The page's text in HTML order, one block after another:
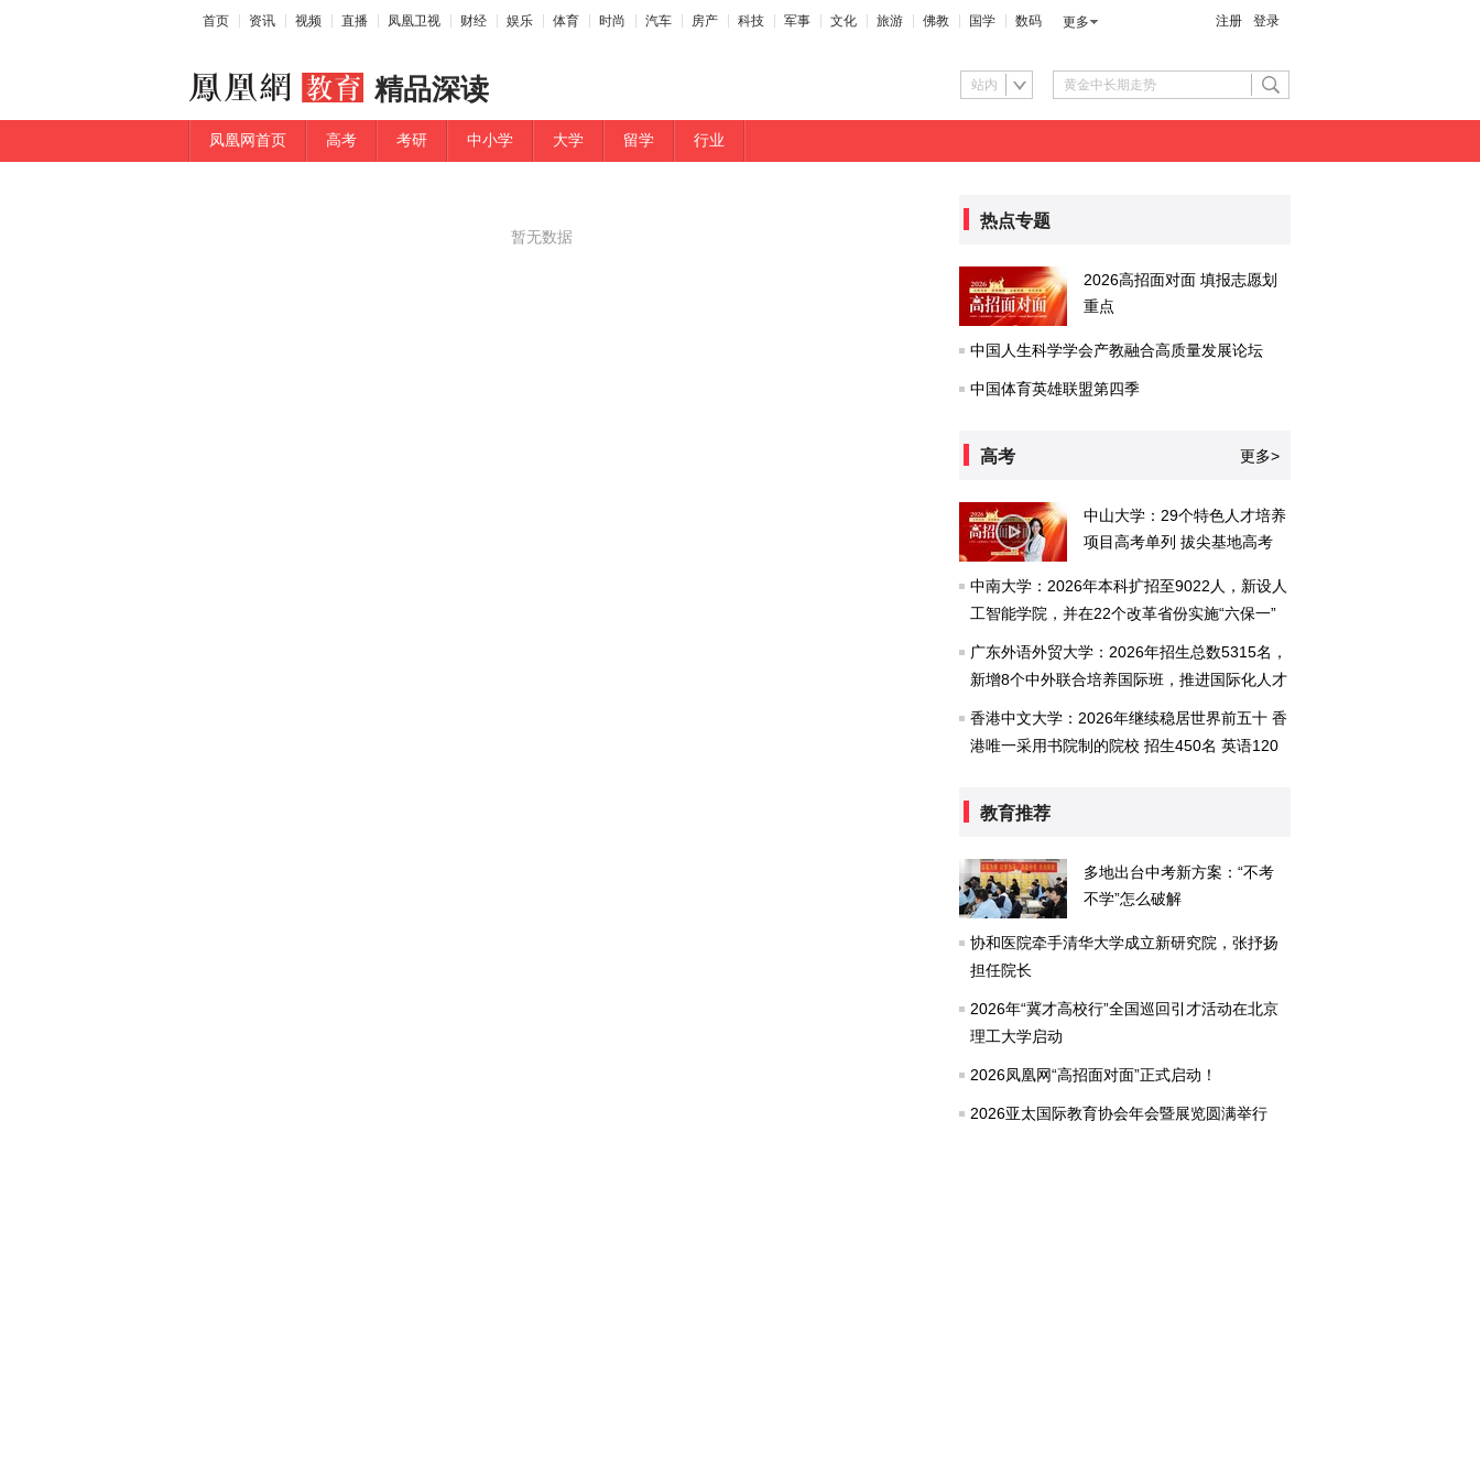
首页 资讯 视频 直播 凤凰卫视 财经 娱乐 体育 时尚 汽车 房产 科技 军事 文化 旅游 佛教 国学 数码 更多 注册 登录
精品深读 站内
凤凰网首页 高考 考研 中小学 大学 留学 行业
暂无数据
热点专题
2026高招面对面 填报志愿划
重点
中国人生科学学会产教融合高质量发展论坛
中国体育英雄联盟第四季
高考 更多>
中山大学：29个特色人才培养
项目高考单列 拔尖基地高考
中南大学：2026年本科扩招至9022人，新设人
工智能学院，并在22个改革省份实施“六保一”
政策
广东外语外贸大学：2026年招生总数5315名，
新增8个中外联合培养国际班，推进国际化人才
培养模式创新
香港中文大学：2026年继续稳居世界前五十 香
港唯一采用书院制的院校 招生450名 英语120
教育推荐
多地出台中考新方案：“不考
不学”怎么破解
协和医院牵手清华大学成立新研究院，张抒扬
担任院长
2026年“冀才高校行”全国巡回引才活动在北京
理工大学启动
2026凤凰网“高招面对面”正式启动！
2026亚太国际教育协会年会暨展览圆满举行